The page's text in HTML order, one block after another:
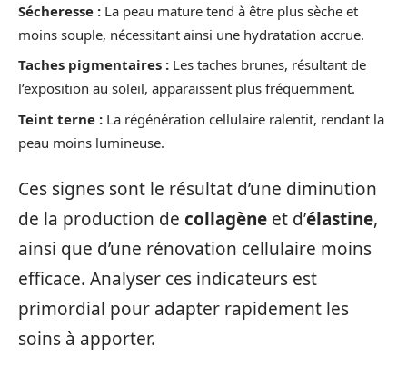
Sécheresse : La peau mature tend à être plus sèche et
moins souple, nécessitant ainsi une hydratation accrue.
Taches pigmentaires : Les taches brunes, résultant de
l’exposition au soleil, apparaissent plus fréquemment.
Teint terne : La régénération cellulaire ralentit, rendant la
peau moins lumineuse.
Ces signes sont le résultat d’une diminution
de la production de collagène et d’élastine,
ainsi que d’une rénovation cellulaire moins
efficace. Analyser ces indicateurs est
primordial pour adapter rapidement les
soins à apporter.